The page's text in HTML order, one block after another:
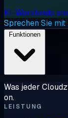
KI-Workloads
Sprechen Sie
Was jeder
on.
LEISTUNG